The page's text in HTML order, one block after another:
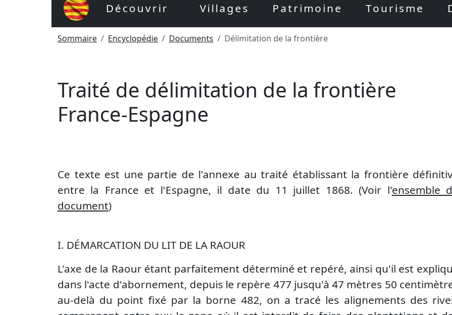
Découvrir Villages Patrimoine Tourisme
Sommaire Encyclopédie Documents Délimitation de la frontière
Traité de délimitation de la frontière
France-Espagne
Ce texte est une partie de l'annexe au traité établissant la frontière
entre la France et l'Espagne, il date du 11 juillet 1868. (Voir l'ensemble
document)
I. DÉMARCATION DU LIT DE LA RAOUR
L'axe de la Raour étant parfaitement déterminé et repéré, ainsi qu'il est
dans l'acte d'abornement, depuis le repère 477 jusqu'à 47 mètres 50
au-delà du point fixé par la borne 482, on a tracé les alignements des